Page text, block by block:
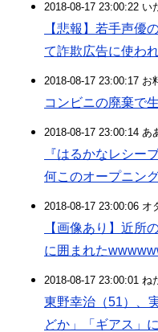
2018-08-17 23:00:22 い
【悲報】若手声優
て詐欺広告に使わ
2018-08-17 23:00:17 お
コンビニの廃棄で
2018-08-17 23:00:14 あ
『はるかなレシー
何このオープニン
2018-08-17 23:00:06 オ
【画像あり】近所
に囲まれた
2018-08-17 23:00:01 ね
東野幸治（51）、
どか」「ギアス」